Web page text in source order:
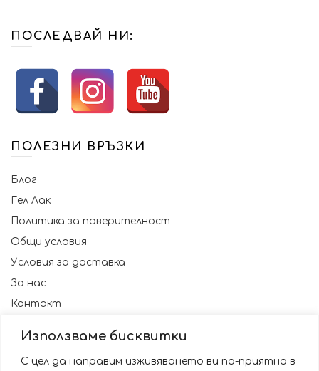
Използваме бисквитки
С цел да направим изживяването ви по-приятно в
ПОСЛЕДВАЙ НИ:
ПОЛЕЗНИ ВРЪЗКИ
Блог
Гел Лак
Политика за поверителност
Общи условия
Условия за доставка
За нас
Контакт